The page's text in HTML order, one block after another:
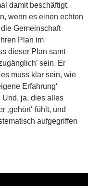
damit beschäftigt.
wenn es einen echten
Gemeinschaft
Plan im
dieser Plan samt
sein. Er
muss klar sein, wie
Erfahrung‘
Und, ja, dies alles
‚gehört‘ fühlt, und
aufgegriffen